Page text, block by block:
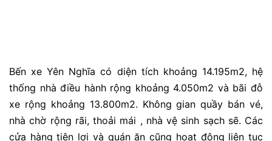
Bến xe Yên Nghĩa có diện tích khoảng 14.195m2, hệ
thống nhà điều hành rộng khoảng 4.050m2 và bãi đỗ
xe rộng khoảng 13.800m2. Không gian quầy bán vé,
nhà chờ rộng rãi, thoải mái , nhà vệ sinh sạch sẽ. Các
cửa hàng tiện lợi và quán ăn cũng hoạt động liên tục